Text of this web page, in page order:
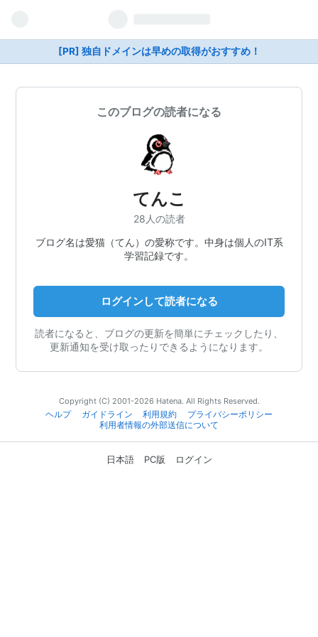
[PR] 独自ドメインは早めの取得がおすすめ！
このブログの読者になる
てんこ
28人の読者
ブログ名は愛猫（てん）の愛称です。中身は個人のIT系
学習記録です。
ログインして読者になる
読者になると、ブログの更新を簡単にチェックしたり、
更新通知を受け取ったりできるようになります。
Copyright (C) 2001-2026 Hatena. All Rights Reserved.
ヘルプ
ガイドライン 利用規約
プライバシーポリシー
利用者情報の外部送信について
日本語 PC版 ログイン